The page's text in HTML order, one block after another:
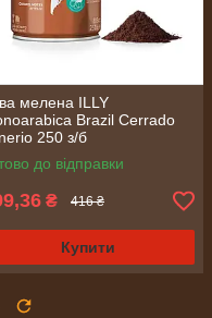
мелена ILLY
Brazil Cerrado
250 з/б
до відправки
₴ 416 ₴
Купити